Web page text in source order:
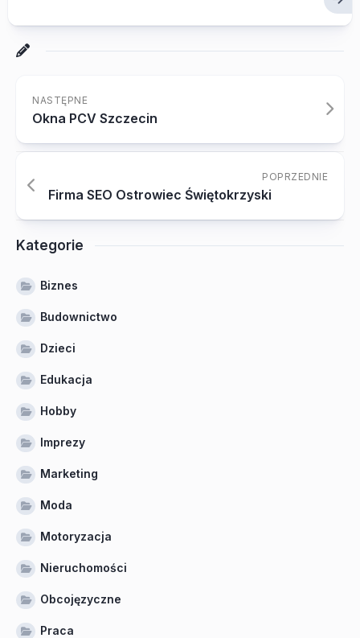
NASTĘPNE
Okna PCV Szczecin
POPRZEDNIE
Firma SEO Ostrowiec Świętokrzyski
Kategorie
Biznes
Budownictwo
Dzieci
Edukacja
Hobby
Imprezy
Marketing
Moda
Motoryzacja
Nieruchomości
Obcojęzyczne
Praca